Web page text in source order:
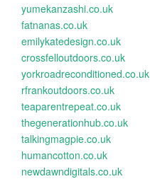
yumekanzashi.co.uk
fatnanas.co.uk
emilykatedesign.co.uk
crossfelloutdoors.co.uk
yorkroadreconditioned.co.uk
rfrankoutdoors.co.uk
teaparentrepeat.co.uk
thegenerationhub.co.uk
talkingmagpie.co.uk
humancotton.co.uk
newdawndigitals.co.uk